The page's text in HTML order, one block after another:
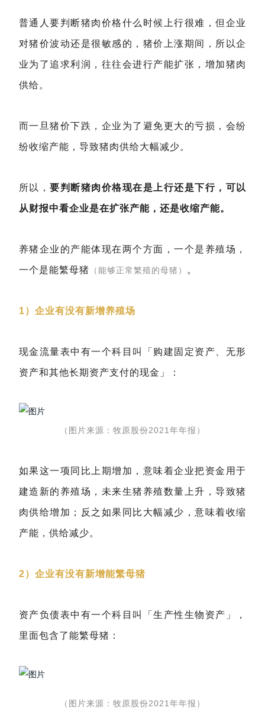
普通人要判断猪肉价格什么时候上行很难，但企业
对猪价波动还是很敏感的，猪价上涨期间，所以企
业为了追求利润，往往会进行产能扩张，增加猪肉
供给。
而一旦猪价下跌，企业为了避免更大的亏损，会纷
纷收缩产能，导致猪肉供给大幅减少。
所以，要判断猪肉价格现在是上行还是下行，可以
从财报中看企业是在扩张产能，还是收缩产能。
养猪企业的产能体现在两个方面，一个是养殖场，
一个是能繁母猪 （能够正常繁殖的母猪） 。
1）企业有没有新增养殖场
现金流量表中有一个科目叫「购建固定资产、无形
资产和其他长期资产支付的现金」：
（图片来源：牧原股份2021年年报）
如果这一项同比上期增加，意味着企业把资金用于
建造新的养殖场，未来生猪养殖数量上升，导致猪
肉供给增加；反之如果同比大幅减少，意味着收缩
产能，供给减少。
2）企业有没有新增能繁母猪
资产负债表中有一个科目叫「生产性生物资产」，
里面包含了能繁母猪：
（图片来源：牧原股份2021年年报）